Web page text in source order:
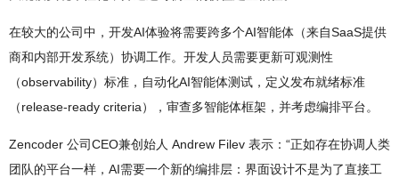
在较大的公司中，开发AI体验将需要跨多个AI智能体（来自SaaS提供
商和内部开发系统）协调工作。开发人员需要更新可观测性
（observability）标准，自动化AI智能体测试，定义发布就绪标准
（release-ready criteria），审查多智能体框架，并考虑编排平台。
Zencoder 公司CEO兼创始人 Andrew Filev 表示：“正如存在协调人类
团队的平台一样，AI需要一个新的编排层：界面设计不是为了直接工